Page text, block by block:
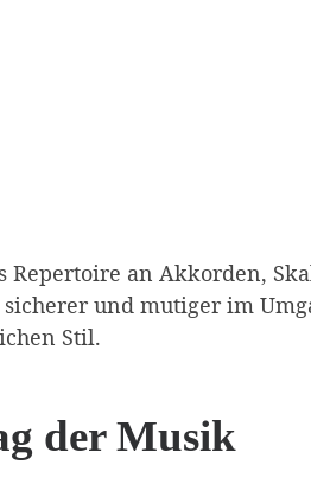
an Akkorden,
und mutiger im
Stil.
der Musik